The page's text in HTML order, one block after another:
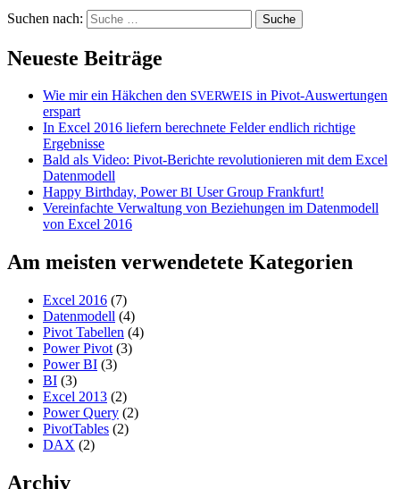
Suchen nach:
Neueste Beiträge
Wie mir ein Häkchen den SVERWEIS in Pivot-Auswertungen
erspart
In Excel 2016 liefern berechnete Felder endlich richtige
Ergebnisse
Bald als Video: Pivot-Berichte revolutionieren mit dem Excel
Datenmodell
Happy Birthday, PowerBI User Group Frankfurt!
Vereinfachte Verwaltung von Beziehungen im Datenmodell
von Excel 2016
Am meisten verwendetete Kategorien
Excel 2016 (7)
Datenmodell (4)
Pivot Tabellen (4)
Power Pivot (3)
Power BI (3)
BI (3)
Excel 2013 (2)
Power Query (2)
PivotTables (2)
DAX (2)
Archiv